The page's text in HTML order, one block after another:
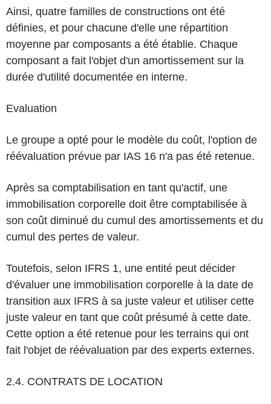
Ainsi, quatre familles de constructions ont été
définies, et pour chacune d'elle une répartition
moyenne par composants a été établie. Chaque
composant a fait l'objet d'un amortissement sur la
durée d'utilité documentée en interne.
Evaluation
Le groupe a opté pour le modèle du coût, l'option de
réévaluation prévue par IAS 16 n'a pas été retenue.
Après sa comptabilisation en tant qu'actif, une
immobilisation corporelle doit être comptabilisée à
son coût diminué du cumul des amortissements et du
cumul des pertes de valeur.
Toutefois, selon IFRS 1, une entité peut décider
d'évaluer une immobilisation corporelle à la date de
transition aux IFRS à sa juste valeur et utiliser cette
juste valeur en tant que coût présumé à cette date.
Cette option a été retenue pour les terrains qui ont
fait l'objet de réévaluation par des experts externes.
2.4. CONTRATS DE LOCATION